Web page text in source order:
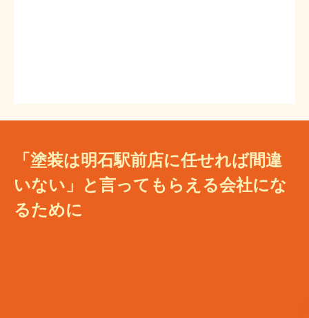
「塗装は明石駅前店に任せれば間違
いない」と言ってもらえる会社にな
るために